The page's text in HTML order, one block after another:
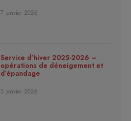
7 janvier 2026
Service d’hiver 2025-2026 –
opérations de déneigement et
d’épandage
5 janvier 2026